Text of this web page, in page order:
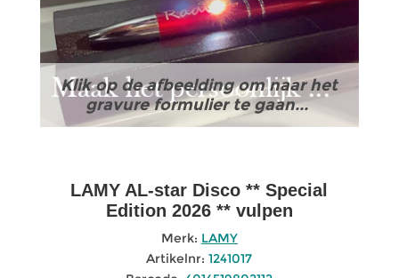
Klik op de afbeelding om naar het
gravure formulier te gaan...
LAMY AL-star Disco ** Special
Edition 2026 ** vulpen
Merk: LAMY
Artikelnr: 1241017